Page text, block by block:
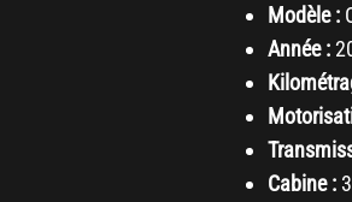
Modèle :
Année :
Cabine :